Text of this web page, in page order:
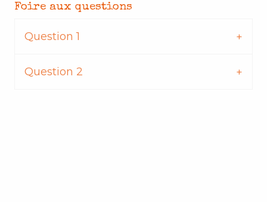
Foire aux questions
Question 1
Question 2